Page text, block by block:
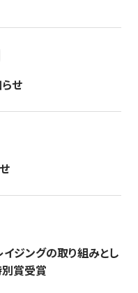
せ
イジングの取り組みとし
別賞受賞